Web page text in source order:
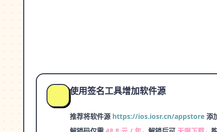
使用签名工具增加软件源
推荐将软件源 https://ios.iosr.cn/appstore 添